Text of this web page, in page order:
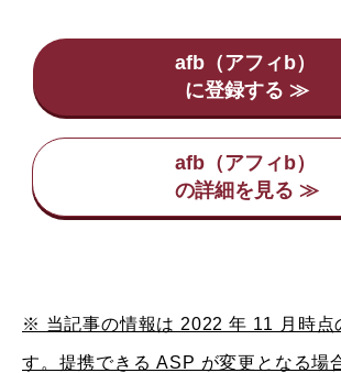
afb（アフィb）
afb（アフィb）
※ 当記事の情報は 2022 年 11 月時点
す。提携できる ASP が変更となる場